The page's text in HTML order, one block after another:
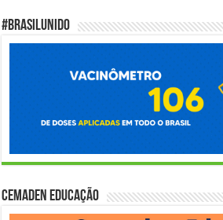
#BrasilUnido
Cemaden Educação